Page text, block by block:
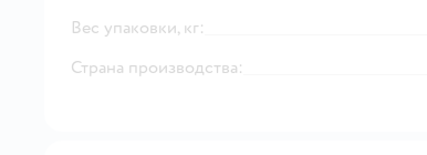
Вес упаковки, кг:
Страна производства: